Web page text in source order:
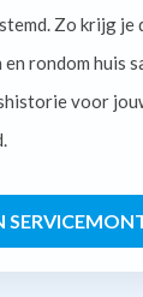
Zo krijg je
rondom huis
voor